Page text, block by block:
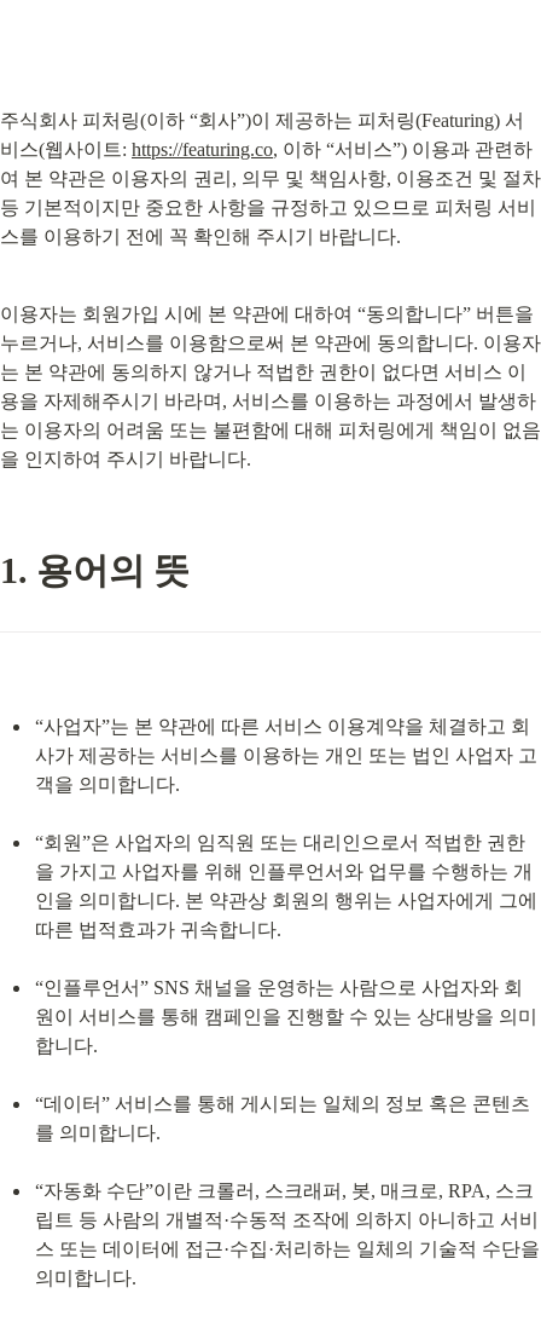
주식회사 피처링(이하 “회사”)이 제공하는 피처링(Featuring) 서
비스(웹사이트: https://featuring.co, 이하 “서비스”) 이용과 관련하
여 본 약관은 이용자의 권리, 의무 및 책임사항, 이용조건 및 절차
등 기본적이지만 중요한 사항을 규정하고 있으므로 피처링 서비
스를 이용하기 전에 꼭 확인해 주시기 바랍니다.
이용자는 회원가입 시에 본 약관에 대하여 “동의합니다” 버튼을
누르거나, 서비스를 이용함으로써 본 약관에 동의합니다. 이용자
는 본 약관에 동의하지 않거나 적법한 권한이 없다면 서비스 이
용을 자제해주시기 바라며, 서비스를 이용하는 과정에서 발생하
는 이용자의 어려움 또는 불편함에 대해 피처링에게 책임이 없음
을 인지하여 주시기 바랍니다.
1. 용어의 뜻
“사업자”는 본 약관에 따른 서비스 이용계약을 체결하고 회
사가 제공하는 서비스를 이용하는 개인 또는 법인 사업자 고
객을 의미합니다.
“회원”은 사업자의 임직원 또는 대리인으로서 적법한 권한
을 가지고 사업자를 위해 인플루언서와 업무를 수행하는 개
인을 의미합니다. 본 약관상 회원의 행위는 사업자에게 그에
따른 법적효과가 귀속합니다.
“인플루언서” SNS 채널을 운영하는 사람으로 사업자와 회
원이 서비스를 통해 캠페인을 진행할 수 있는 상대방을 의미
합니다.
“데이터” 서비스를 통해 게시되는 일체의 정보 혹은 콘텐츠
를 의미합니다.
“자동화 수단”이란 크롤러, 스크래퍼, 봇, 매크로, RPA, 스크
립트 등 사람의 개별적·수동적 조작에 의하지 아니하고 서비
스 또는 데이터에 접근·수집·처리하는 일체의 기술적 수단을
의미합니다.